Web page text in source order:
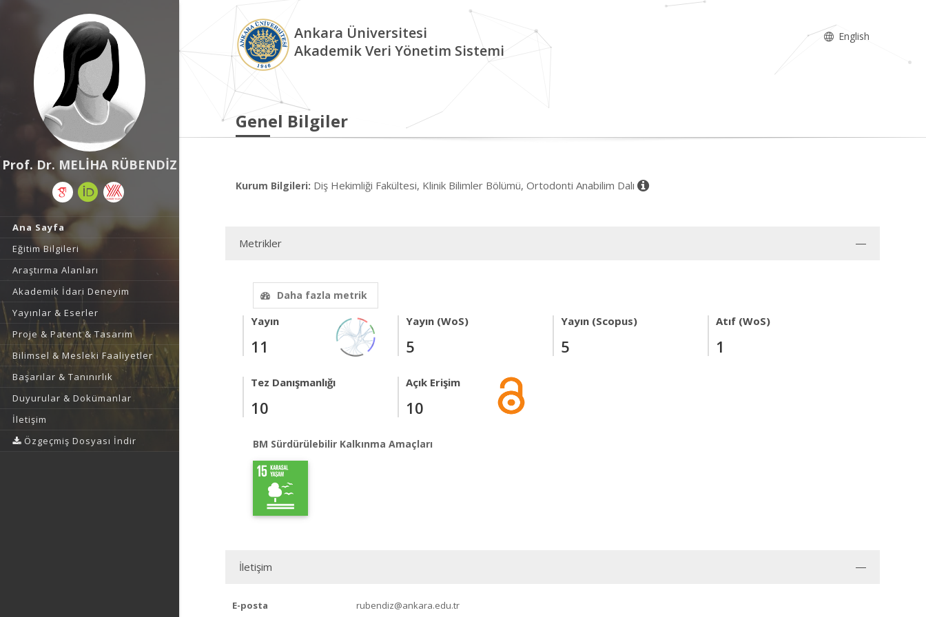
Prof. Dr. MELİHA RÜBENDİZ
Ana Sayfa
Eğitim Bilgileri
Araştırma Alanları
Akademik İdari Deneyim
Yayınlar & Eserler
Proje & Patent & Tasarım
Bilimsel & Mesleki Faaliyetler
Başarılar & Tanınırlık
Duyurular & Dokümanlar
İletişim
Özgeçmiş Dosyası İndir
Ankara Üniversitesi
Akademik Veri Yönetim Sistemi
English
Genel Bilgiler
Kurum Bilgileri: Diş Hekimliği Fakültesi, Klinik Bilimler Bölümü, Ortodonti Anabilim Dalı
Metrikler
Daha fazla metrik
Yayın
11
Yayın (WoS)
5
Yayın (Scopus)
5
Atıf (WoS)
1
Tez Danışmanlığı
10
Açık Erişim
10
BM Sürdürülebilir Kalkınma Amaçları
İletişim
E-posta rubendiz@ankara.edu.tr